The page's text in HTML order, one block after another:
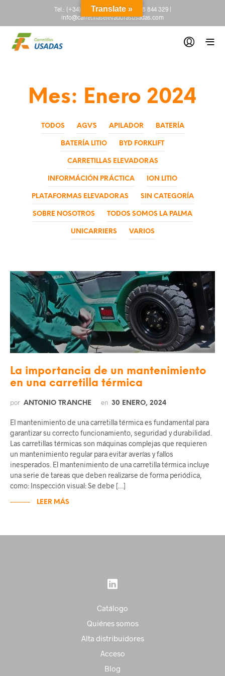
Tel.: (+34) 665 845 222-(+34) 918 844 329|
info@carretillaselevadorasusadas.com
Mes: Enero 2024
TODOS AGV´S APILADOR BATERÍA
BATERÍA LITIO BYD FORKLIFT
CARRETILLAS ELEVADORAS
INFORMÁCIÓN PRÁCTICA ION LITIO
PLATAFORMAS ELEVADORAS SIN CATEGORÍA
SOBRE NOSOTROS TODOS SOMOS LA PALMA
UNICARRIERS VARIOS
La importancia de un mantenimiento
en una carretilla térmica
por ANTONIO TRANCHE en 30 ENERO, 2024
El mantenimiento de una carretilla térmica es fundamental para
garantizar su correcto funcionamiento, seguridad y durabilidad.
Las carretillas térmicas son máquinas complejas que requieren
un mantenimiento regular para evitar averías y fallos
inesperados. El mantenimiento de una carretilla térmica incluye
una serie de tareas que deben realizarse de forma periódica,
como: Inspección visual: Se debe […]
LEER MÁS
Catálogo
Quiénes somos
Alta distribuidores
Acceso
Blog
Translate »